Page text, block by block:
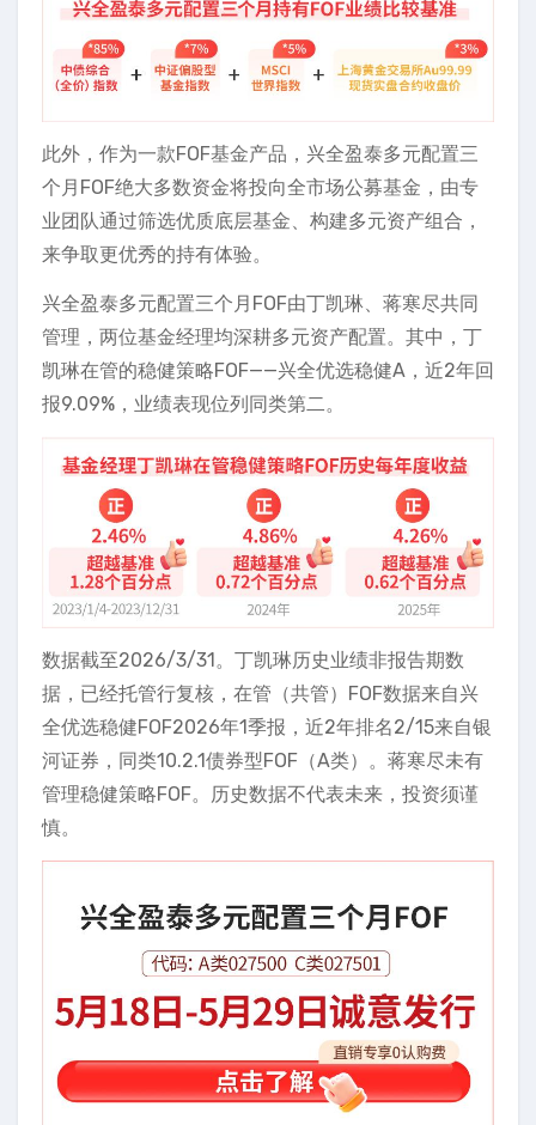
此外，作为一款FOF基金产品，兴全盈泰多元配置三
个月FOF绝大多数资金将投向全市场公募基金，由专
业团队通过筛选优质底层基金、构建多元资产组合，
来争取更优秀的持有体验。
兴全盈泰多元配置三个月FOF由丁凯琳、蒋寒尽共同
管理，两位基金经理均深耕多元资产配置。其中，丁
凯琳在管的稳健策略FOF——兴全优选稳健A，近2年回
报9.09%，业绩表现位列同类第二。
数据截至2026/3/31。丁凯琳历史业绩非报告期数
据，已经托管行复核，在管（共管）FOF数据来自兴
全优选稳健FOF2026年1季报，近2年排名2/15来自银
河证券，同类10.2.1债券型FOF（A类）。蒋寒尽未有
管理稳健策略FOF。历史数据不代表未来，投资须谨
慎。